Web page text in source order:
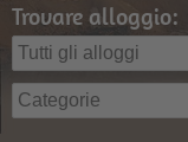
Trovare alloggio: